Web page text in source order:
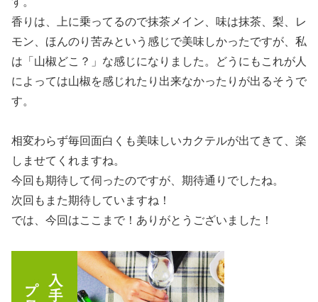
香りは、上に乗ってるので抹茶メイン、味は抹茶、梨、レ
モン、ほんのり苦みという感じで美味しかったですが、私
は「山椒どこ？」な感じになりました。どうにもこれが人
によっては山椒を感じれたり出来なかったりが出るそうで
す。
相変わらず毎回面白くも美味しいカクテルが出てきて、楽
しませてくれますね。
今回も期待して伺ったのですが、期待通りでしたね。
次回もまた期待していますね！
では、今回はここまで！ありがとうございました！